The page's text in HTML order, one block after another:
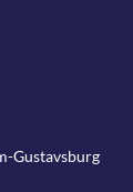
Gustavsburg